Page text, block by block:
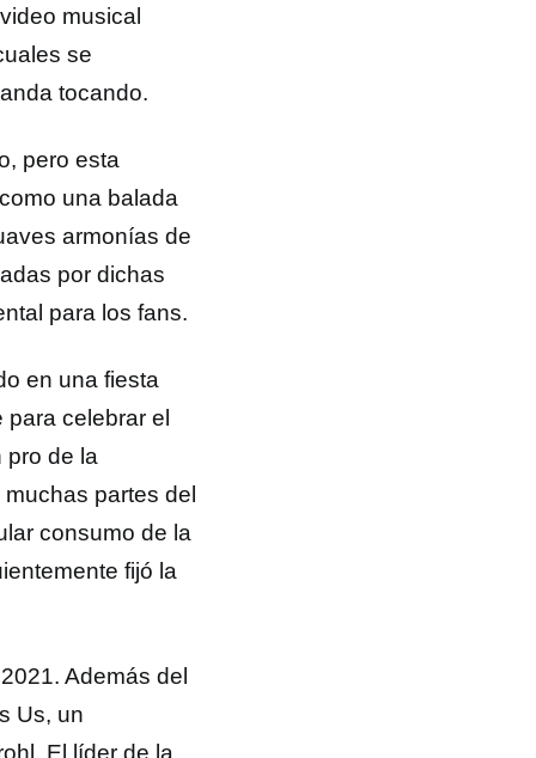
musical
se
tocando.
pero esta
una balada
armonías de
por dichas
para los fans.
en una fiesta
celebrar el
pro de la
partes del
consumo de la
fijó la
Además del
Us, un
El líder de la